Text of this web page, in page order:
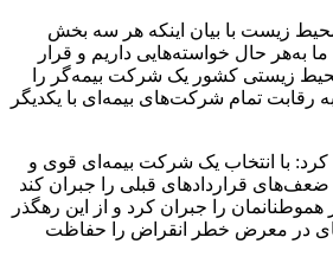
زیست با بیان اینکه هر سه بخش
به‌هر حال خواسته‌هایی داریم و قرار
زیستی کشور یک شرکت بیمه‌گر را
رقابت تمام شرکت‌های بیمه‌ای با یکدیگر
کرد: با انتخاب یک شرکت بیمه‌ای قوی و
ضعف‌های قراردادهای قبلی را جبران کند
را جبران کرد و از این رهگذر
در معرض خطر انقراض را حفاظت